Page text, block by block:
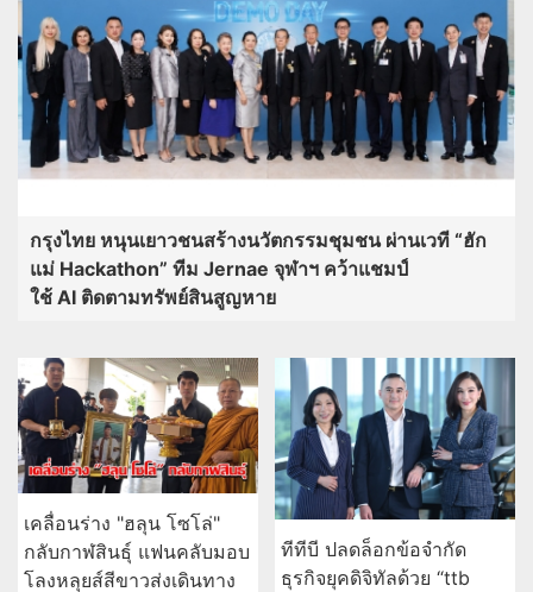
กรุงไทย หนุนเยาวชนสร้างนวัตกรรมชุมชน ผ่านเวที “ฮัก
แม่ Hackathon” ทีม Jernae จุฬาฯ คว้าแชมป์
ใช้ AI ติดตามทรัพย์สินสูญหาย
เคลื่อนร่าง "ฮลุน โซโล่"
กลับกาฬสินธุ์ แฟนคลับมอบ
โลงหลุยส์สีขาวส่งเดินทาง
ทีทีบี ปลดล็อกข้อจำกัด
ธุรกิจยุคดิจิทัลด้วย “ttb